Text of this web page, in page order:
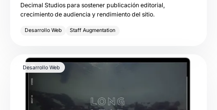
Decimal Studios para sostener publicación editorial,
crecimiento de audiencia y rendimiento del sitio.
Desarrollo Web Staff Augmentation
Desarrollo Web